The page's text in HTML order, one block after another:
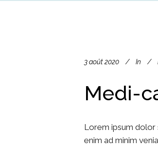
3 août 2020 In
Medi-
Lorem ipsum dolor
enim ad minim